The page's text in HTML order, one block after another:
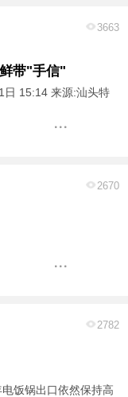
3663
带"手信"
2670
2782
饭锅出口依然保持高